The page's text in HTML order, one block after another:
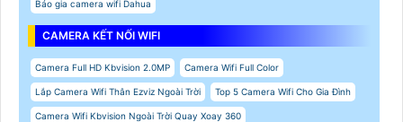
Báo gia camera wifi Dahua
CAMERA KẾT NỐI WIFI
Camera Full HD Kbvision 2.0MP Camera Wifi Full Color
Lắp Camera Wifi Thân Ezviz Ngoài Trời Top 5 Camera Wifi Cho Gia Đình
Camera Wifi Kbvision Ngoài Trời Quay Xoay 360